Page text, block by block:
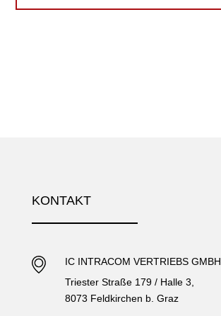
KONTAKT
IC INTRACOM VERTRIEBS GMBH
Triester Straße 179 / Halle 3,
8073 Feldkirchen b. Graz